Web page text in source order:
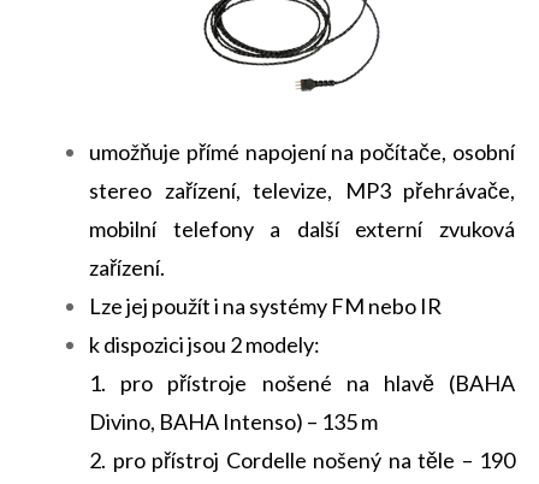
umožňuje přímé napojení na počítače, osobní
stereo zařízení, televize, MP3 přehrávače,
mobilní telefony a další externí zvuková
zařízení.
Lze jej použít i na systémy FM nebo IR
k dispozici jsou 2 modely:
1. pro přístroje nošené na hlavě (BAHA
Divino, BAHA Intenso) – 135 m
2. pro přístroj Cordelle nošený na těle – 190